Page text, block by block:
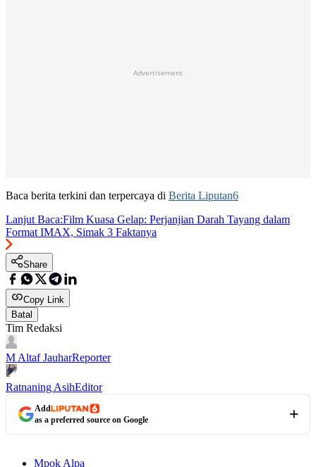
Advertisement
Baca berita terkini dan terpercaya di Berita Liputan6
Lanjut Baca:Film Kuasa Gelap: Perjanjian Darah Tayang dalam
Format IMAX, Simak 3 Faktanya
Share
Copy Link
Batal
Tim Redaksi
M Altaf JauharReporter
Ratnaning AsihEditor
Add
as a preferred source on Google
Mpok Alpa